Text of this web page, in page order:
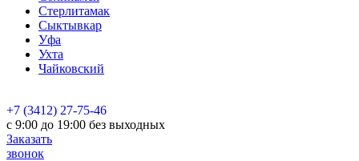
Стерлитамак
Сыктывкар
Уфа
Ухта
Чайковский
+7 (3412) 27-75-46
c 9:00 до 19:00 без выходных
Заказать
звонок